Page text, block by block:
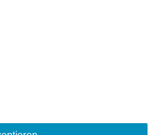
sowie sämtliche Produktbilder
Ihrer rechtmäßigen
Beschreibung.
ansonsten zeigt der Shop 0,00
DUPLO, LEGENDS OF